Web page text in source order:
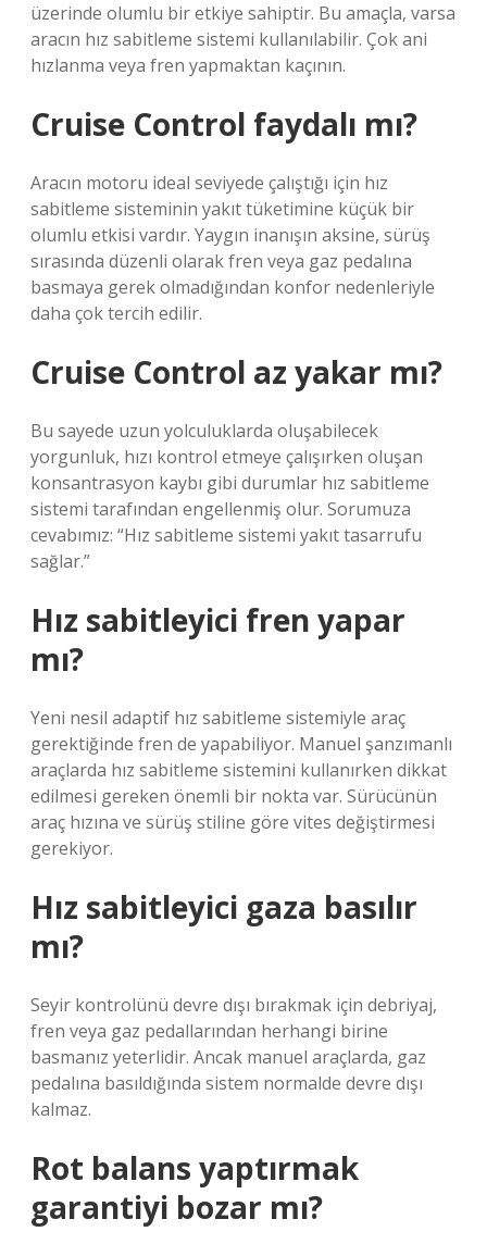
üzerinde olumlu bir etkiye sahiptir. Bu amaçla, varsa
aracın hız sabitleme sistemi kullanılabilir. Çok ani
hızlanma veya fren yapmaktan kaçının.
Cruise Control faydalı mı?
Aracın motoru ideal seviyede çalıştığı için hız
sabitleme sisteminin yakıt tüketimine küçük bir
olumlu etkisi vardır. Yaygın inanışın aksine, sürüş
sırasında düzenli olarak fren veya gaz pedalına
basmaya gerek olmadığından konfor nedenleriyle
daha çok tercih edilir.
Cruise Control az yakar mı?
Bu sayede uzun yolculuklarda oluşabilecek
yorgunluk, hızı kontrol etmeye çalışırken oluşan
konsantrasyon kaybı gibi durumlar hız sabitleme
sistemi tarafından engellenmiş olur. Sorumuza
cevabımız: “Hız sabitleme sistemi yakıt tasarrufu
sağlar.”
Hız sabitleyici fren yapar
mı?
Yeni nesil adaptif hız sabitleme sistemiyle araç
gerektiğinde fren de yapabiliyor. Manuel şanzımanlı
araçlarda hız sabitleme sistemini kullanırken dikkat
edilmesi gereken önemli bir nokta var. Sürücünün
araç hızına ve sürüş stiline göre vites değiştirmesi
gerekiyor.
Hız sabitleyici gaza basılır
mı?
Seyir kontrolünü devre dışı bırakmak için debriyaj,
fren veya gaz pedallarından herhangi birine
basmanız yeterlidir. Ancak manuel araçlarda, gaz
pedalına basıldığında sistem normalde devre dışı
kalmaz.
Rot balans yaptırmak
garantiyi bozar mı?